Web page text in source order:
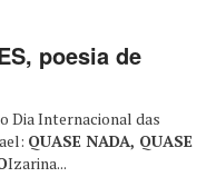
poesia de
Dia Internacional das
QUASE NADA, QUASE
Izarina...